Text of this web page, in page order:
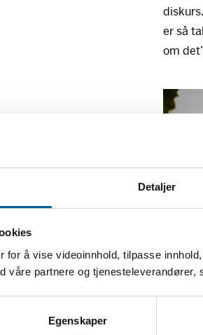
Detaljer
for å vise videoinnhold, tilpasse
våre partnere og tjenesteleverandører,
Egenskaper
er så
om